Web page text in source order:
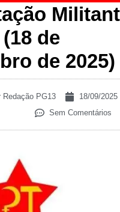
(18 de
de 2025)
Redação PG13 18/09/2025
Sem Comentários